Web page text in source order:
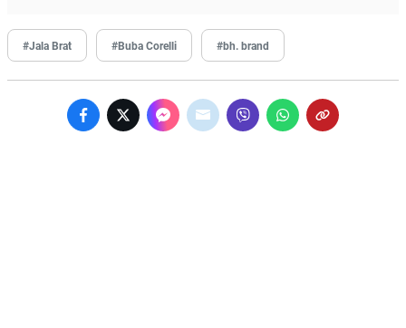
#Jala Brat #Buba Corelli #bh. brand